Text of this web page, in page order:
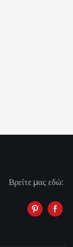
Βρείτε μας εδώ: